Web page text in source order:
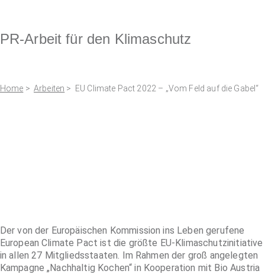
PR-Arbeit für den Klimaschutz
Home >Arbeiten > EU Climate Pact 2022 – „Vom Feld auf die Gabel“
Der von der Europäischen Kommission ins Leben gerufene
European Climate Pact ist die größte EU-Klimaschutzinitiative
in allen 27 Mitgliedsstaaten. Im Rahmen der groß angelegten
Kampagne „Nachhaltig Kochen“ in Kooperation mit Bio Austria